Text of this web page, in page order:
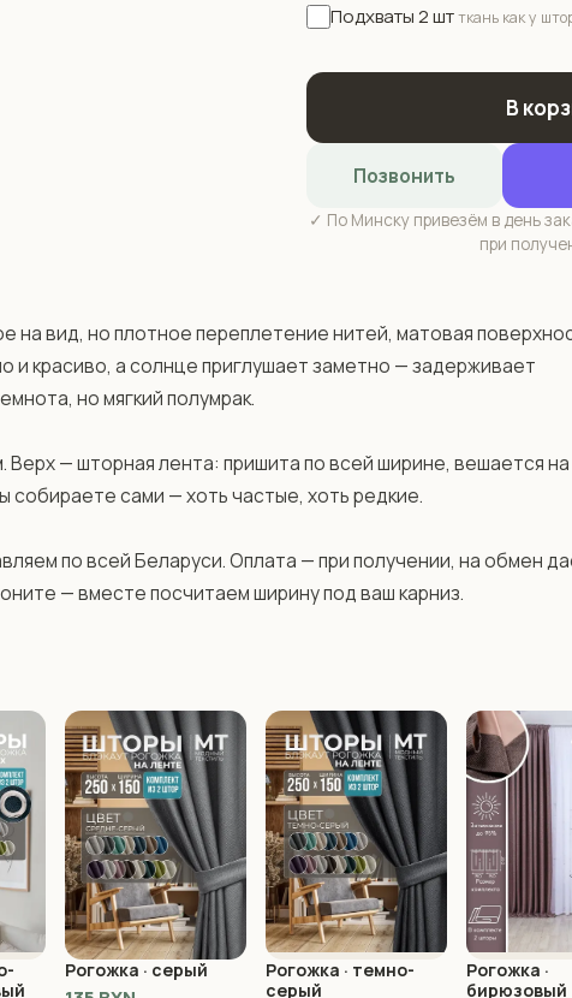
Подхваты 2 штткань как у
В
Позвонить
✓ По Минску привезём в день
при
на вид, но плотное переплетение нитей, матовая
и красиво, а солнце приглушает заметно — задерживает
но мягкий полумрак.
Верх — шторная лента: пришита по всей ширине, вешается на
собираете сами — хоть частые, хоть редкие.
по всей Беларуси. Оплата — при получении, на обмен
— вместе посчитаем ширину под ваш карниз.
Рогожка · серый
Рогожка · темно-
серый
Рогожка ·
бирюзовый